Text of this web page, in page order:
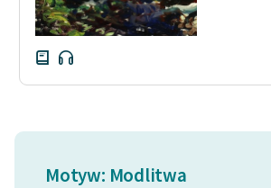
Motyw: Modlitwa